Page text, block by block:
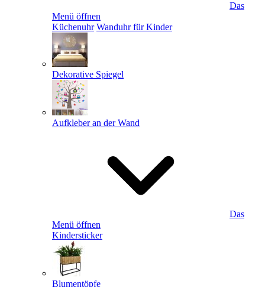
Das
Menü öffnen
Küchenuhr Wanduhr für Kinder
Dekorative Spiegel
Aufkleber an der Wand
Das
Menü öffnen
Kindersticker
Blumentöpfe